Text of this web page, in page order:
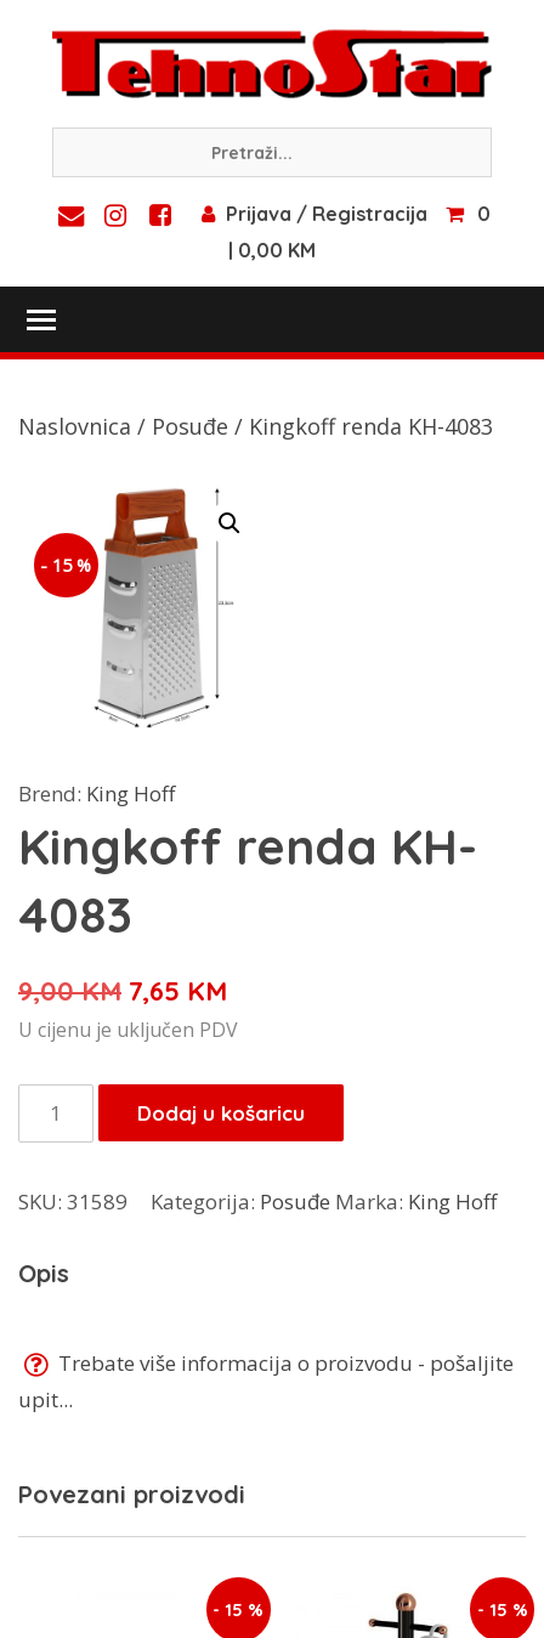
content
Prijava / Registracija
0
| 0,00 KM
Naslovnica / Posuđe / Kingkoff renda KH-4083
- 15 %
Brend: King Hoff
Kingkoff renda KH-
4083
9,00KM Izvorna
cijena
je:
9,00 KM.
7,65 KM
cijena
7,65 KM.
U cijenu je uključen PDV
Kingkoff
renda
4083
Dodaj u košaricu
SKU: 31589 Kategorija: Posuđe Marka: King Hoff
Opis
Trebate više informacija o proizvodu - pošaljite
upit...
Povezani proizvodi
- 15 % - 15 %